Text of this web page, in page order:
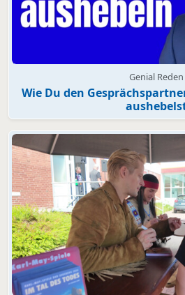
Genial Reden
Wie Du den